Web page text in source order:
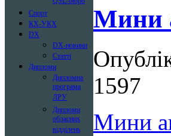
Спорт
КХ-УКХ
DX
DX-новини
Статті
Дипломи
Дипломна
програма
ЛРУ
Дипломи
обласних
відділень
Мини
1597
Мини